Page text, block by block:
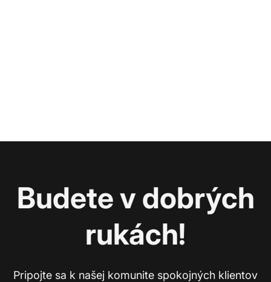
Budete v dobrých
rukách!
Pripojte sa k našej komunite spokojných klientov